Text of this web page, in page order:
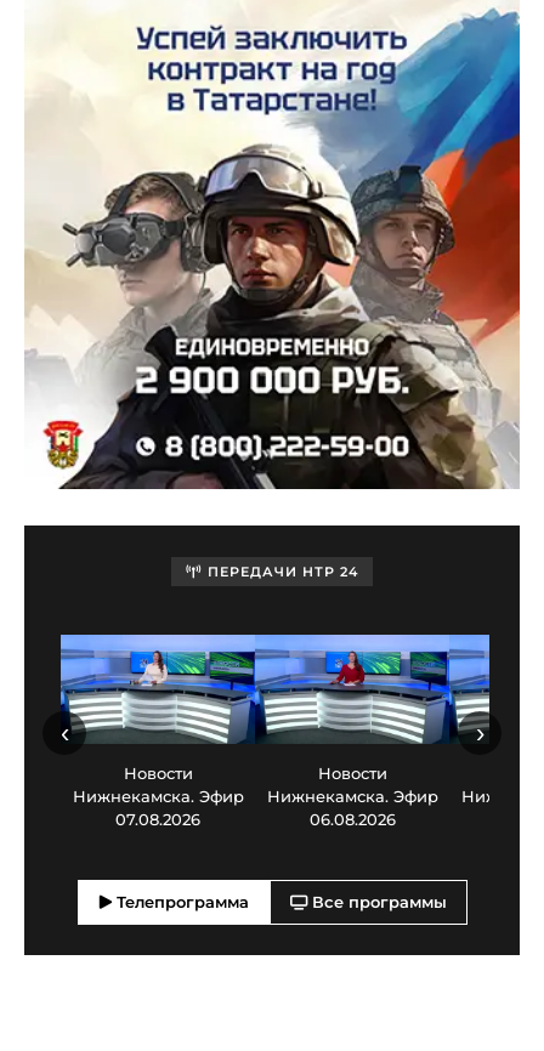
ПЕРЕДАЧИ НТР 24
Новости
Нижнекамска. Эфир
07.08.2026
Новости
Нижнекамска. Эфир
06.08.2026
‹ ›
Телепрограмма Все программы